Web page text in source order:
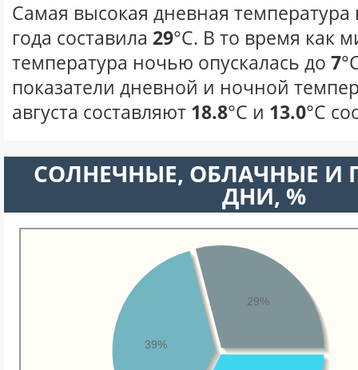
Самая высокая дневная температура
года составила 29°С. В то время как
температура ночью опускалась до 7
показатели дневной и ночной
августа составляют 18.8°С и 13.0°С
CОЛНЕЧНЫЕ, ОБЛАЧНЫЕ И
ДНИ, %
39%
29%